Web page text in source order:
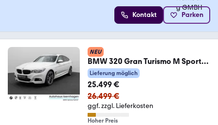
Kontakt Parken
NEU
BMW 320 Gran Turismo M Sport
Kamera Alarm HUD 19Zoll
Lieferung möglich
25.499 €
26.499 €
ggf. zzgl. Lieferkosten
Hoher Preis